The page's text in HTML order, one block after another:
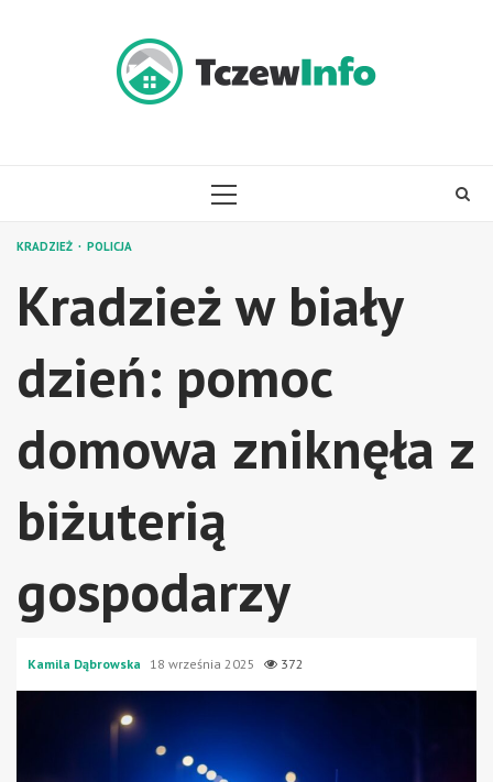
PRIMARY
KRADZIEŻ POLICJA
Kradzież w biały
dzień: pomoc
domowa zniknęła z
biżuterią
gospodarzy
Kamila Dąbrowska 18 września 2025 372